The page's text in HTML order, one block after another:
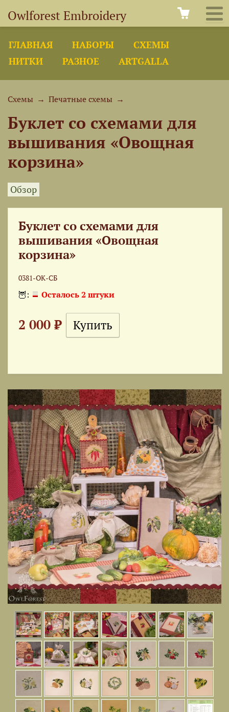
Owlforest Embroidery
ГЛАВНАЯ НАБОРЫ
СХЕМЫ
НИТКИ
РАЗНОЕ ARTGALLA
Схемы → Печатные схемы →
Буклет со схемами для
вышивания «Овощная
корзина»
Обзор
Буклет со схемами для
вышивания «Овощная
корзина»
0381-ОК-СБ
🦉: Осталось 2 штуки
2 000 ₽